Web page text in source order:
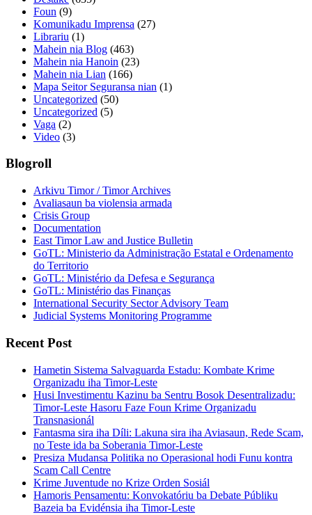
Foun (9)
Komunikadu Imprensa (27)
Librariu (1)
Mahein nia Blog (463)
Mahein nia Hanoin (23)
Mahein nia Lian (166)
Mapa Seitor Seguransa nian (1)
Uncategorized (50)
Uncategorized (5)
Vaga (2)
Video (3)
Blogroll
Arkivu Timor / Timor Archives
Avaliasaun ba violensia armada
Crisis Group
Documentation
East Timor Law and Justice Bulletin
GoTL: Ministerio da Administração Estatal e Ordenamento
do Territorio
GoTL: Ministério da Defesa e Segurança
GoTL: Ministério das Finanças
International Security Sector Advisory Team
Judicial Systems Monitoring Programme
Recent Post
Hametin Sistema Salvaguarda Estadu: Kombate Krime
Organizadu iha Timor-Leste
Husi Investimentu Kazinu ba Sentru Bosok Desentralizadu:
Timor-Leste Hasoru Faze Foun Krime Organizadu
Transnasionál
Fantasma sira iha Díli: Lakuna sira iha Aviasaun, Rede Scam,
no Teste ida ba Soberania Timor-Leste
Presiza Mudansa Politika no Operasional hodi Funu kontra
Scam Call Centre
Krime Juventude no Krize Orden Sosiál
Hamoris Pensamentu: Konvokatóriu ba Debate Públiku
Bazeia ba Evidénsia iha Timor-Leste